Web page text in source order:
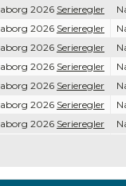
2026 Serieregler
2026 Serieregler
2026 Serieregler
2026 Serieregler
2026 Serieregler
2026 Serieregler
2026 Serieregler